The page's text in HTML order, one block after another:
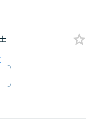
さまの
努めて